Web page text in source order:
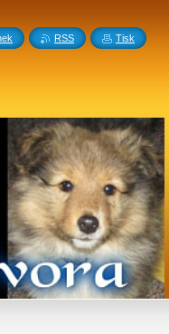
RSS Tisk